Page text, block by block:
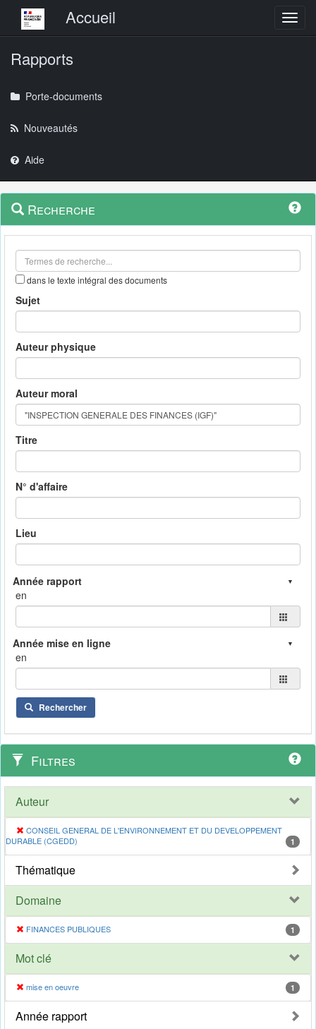
Menu principalAccueil
Rapports
Porte-documents
Nouveautés
Aide
Navigation
outils
Menu
contextuel
Recherche
dans le texte intégral des documents
Sujet
Auteur physique
Auteur moral
Titre
N° d'affaire
Lieu
en
en
Rechercher
Filtres
Auteur
CONSEIL GENERAL DE L'ENVIRONNEMENT ET DU DEVELOPPEMENT
DURABLE (CGEDD)
1
Thématique
Domaine
FINANCES PUBLIQUES 1
Mot clé
mise en oeuvre 1
Année rapport